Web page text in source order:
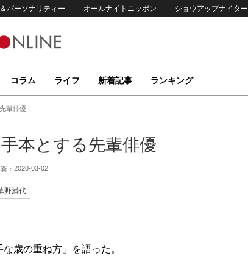
パーソナリティー オールナイトニッポン ショウアップナイター
コラム ライフ 新着記事 ランキング
輩俳優
本とする先輩俳優
： 2020-03-02
野満代
歳の重ね方」を語った。